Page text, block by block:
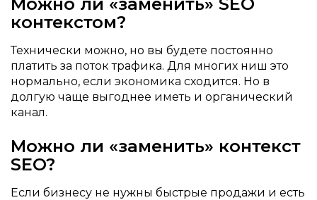
Можно ли «заменить» SEO
контекстом?
Технически можно, но вы будете постоянно
платить за поток трафика. Для многих ниш это
нормально, если экономика сходится. Но в
долгую чаще выгоднее иметь и органический
канал.
Можно ли «заменить» контекст
SEO?
Если бизнесу не нужны быстрые продажи и есть